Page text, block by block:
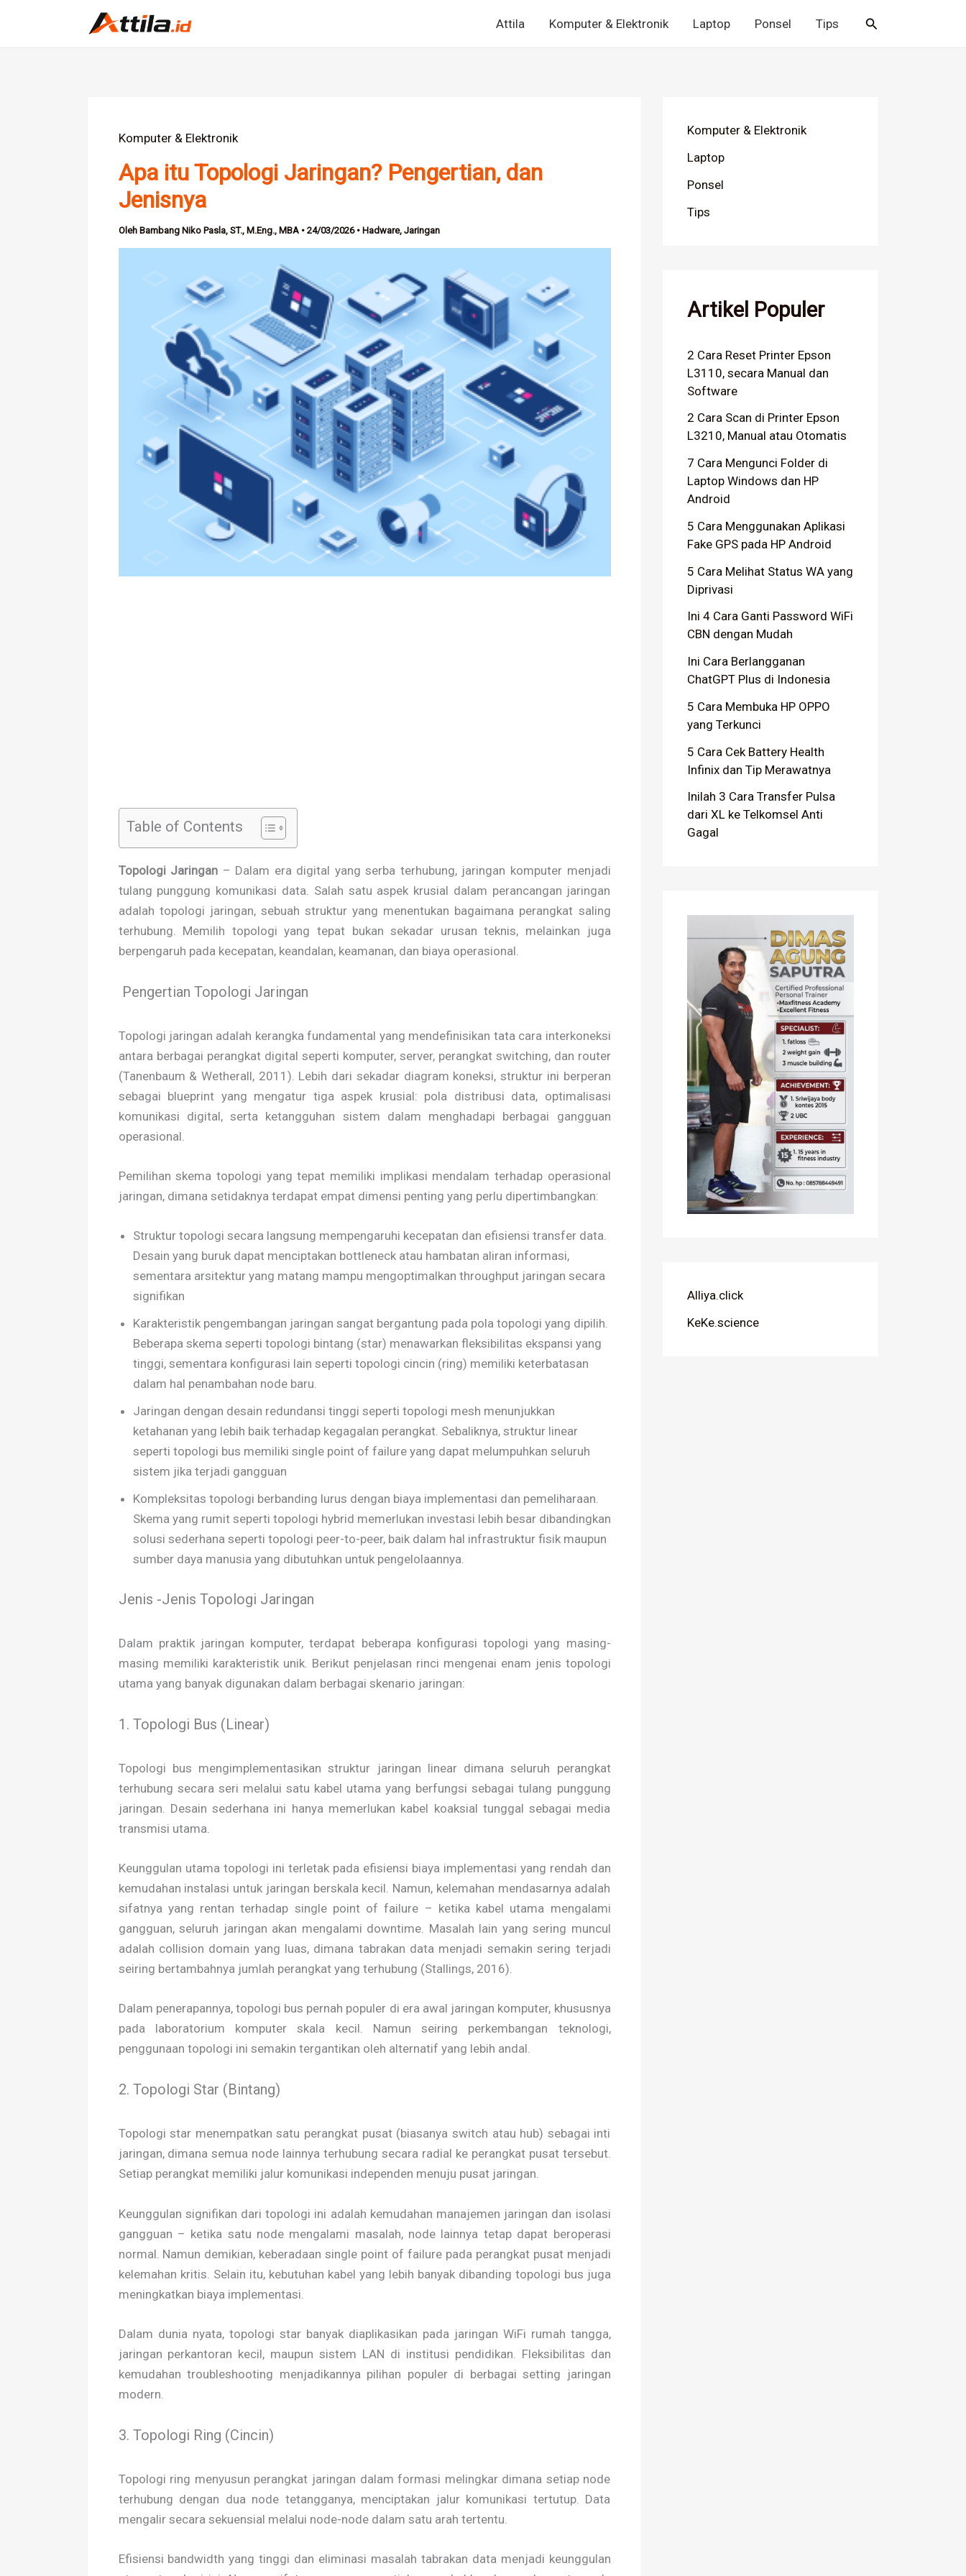
Attila Komputer & Elektronik Laptop Ponsel Tips Cari
Komputer & Elektronik
Apa itu Topologi Jaringan? Pengertian, dan
Jenisnya
Oleh Bambang Niko Pasla, ST., M.Eng., MBA • 24/03/2026 • Hadware, Jaringan
Table of Contents
Topologi Jaringan – Dalam era digital yang serba terhubung, jaringan komputer menjadi
tulang punggung komunikasi data. Salah satu aspek krusial dalam perancangan jaringan
adalah topologi jaringan, sebuah struktur yang menentukan bagaimana perangkat saling
terhubung. Memilih topologi yang tepat bukan sekadar urusan teknis, melainkan juga
berpengaruh pada kecepatan, keandalan, keamanan, dan biaya operasional.
Pengertian Topologi Jaringan
Topologi jaringan adalah kerangka fundamental yang mendefinisikan tata cara interkoneksi
antara berbagai perangkat digital seperti komputer, server, perangkat switching, dan router
(Tanenbaum & Wetherall, 2011). Lebih dari sekadar diagram koneksi, struktur ini berperan
sebagai blueprint yang mengatur tiga aspek krusial: pola distribusi data, optimalisasi
komunikasi digital, serta ketangguhan sistem dalam menghadapi berbagai gangguan
operasional.
Pemilihan skema topologi yang tepat memiliki implikasi mendalam terhadap operasional
jaringan, dimana setidaknya terdapat empat dimensi penting yang perlu dipertimbangkan:
Struktur topologi secara langsung mempengaruhi kecepatan dan efisiensi transfer data.
Desain yang buruk dapat menciptakan bottleneck atau hambatan aliran informasi,
sementara arsitektur yang matang mampu mengoptimalkan throughput jaringan secara
signifikan
Karakteristik pengembangan jaringan sangat bergantung pada pola topologi yang dipilih.
Beberapa skema seperti topologi bintang (star) menawarkan fleksibilitas ekspansi yang
tinggi, sementara konfigurasi lain seperti topologi cincin (ring) memiliki keterbatasan
dalam hal penambahan node baru.
Jaringan dengan desain redundansi tinggi seperti topologi mesh menunjukkan
ketahanan yang lebih baik terhadap kegagalan perangkat. Sebaliknya, struktur linear
seperti topologi bus memiliki single point of failure yang dapat melumpuhkan seluruh
sistem jika terjadi gangguan
Kompleksitas topologi berbanding lurus dengan biaya implementasi dan pemeliharaan.
Skema yang rumit seperti topologi hybrid memerlukan investasi lebih besar dibandingkan
solusi sederhana seperti topologi peer-to-peer, baik dalam hal infrastruktur fisik maupun
sumber daya manusia yang dibutuhkan untuk pengelolaannya.
Jenis -Jenis Topologi Jaringan
Dalam praktik jaringan komputer, terdapat beberapa konfigurasi topologi yang masing-
masing memiliki karakteristik unik. Berikut penjelasan rinci mengenai enam jenis topologi
utama yang banyak digunakan dalam berbagai skenario jaringan:
1. Topologi Bus (Linear)
Topologi bus mengimplementasikan struktur jaringan linear dimana seluruh perangkat
terhubung secara seri melalui satu kabel utama yang berfungsi sebagai tulang punggung
jaringan. Desain sederhana ini hanya memerlukan kabel koaksial tunggal sebagai media
transmisi utama.
Keunggulan utama topologi ini terletak pada efisiensi biaya implementasi yang rendah dan
kemudahan instalasi untuk jaringan berskala kecil. Namun, kelemahan mendasarnya adalah
sifatnya yang rentan terhadap single point of failure – ketika kabel utama mengalami
gangguan, seluruh jaringan akan mengalami downtime. Masalah lain yang sering muncul
adalah collision domain yang luas, dimana tabrakan data menjadi semakin sering terjadi
seiring bertambahnya jumlah perangkat yang terhubung (Stallings, 2016).
Dalam penerapannya, topologi bus pernah populer di era awal jaringan komputer, khususnya
pada laboratorium komputer skala kecil. Namun seiring perkembangan teknologi,
penggunaan topologi ini semakin tergantikan oleh alternatif yang lebih andal.
2. Topologi Star (Bintang)
Topologi star menempatkan satu perangkat pusat (biasanya switch atau hub) sebagai inti
jaringan, dimana semua node lainnya terhubung secara radial ke perangkat pusat tersebut.
Setiap perangkat memiliki jalur komunikasi independen menuju pusat jaringan.
Keunggulan signifikan dari topologi ini adalah kemudahan manajemen jaringan dan isolasi
gangguan – ketika satu node mengalami masalah, node lainnya tetap dapat beroperasi
normal. Namun demikian, keberadaan single point of failure pada perangkat pusat menjadi
kelemahan kritis. Selain itu, kebutuhan kabel yang lebih banyak dibanding topologi bus juga
meningkatkan biaya implementasi.
Dalam dunia nyata, topologi star banyak diaplikasikan pada jaringan WiFi rumah tangga,
jaringan perkantoran kecil, maupun sistem LAN di institusi pendidikan. Fleksibilitas dan
kemudahan troubleshooting menjadikannya pilihan populer di berbagai setting jaringan
modern.
3. Topologi Ring (Cincin)
Topologi ring menyusun perangkat jaringan dalam formasi melingkar dimana setiap node
terhubung dengan dua node tetangganya, menciptakan jalur komunikasi tertutup. Data
mengalir secara sekuensial melalui node-node dalam satu arah tertentu.
Efisiensi bandwidth yang tinggi dan eliminasi masalah tabrakan data menjadi keunggulan
Komputer & Elektronik
Laptop
Ponsel
Tips
Artikel Populer
2 Cara Reset Printer Epson
L3110, secara Manual dan
Software
2 Cara Scan di Printer Epson
L3210, Manual atau Otomatis
7 Cara Mengunci Folder di
Laptop Windows dan HP
Android
5 Cara Menggunakan Aplikasi
Fake GPS pada HP Android
5 Cara Melihat Status WA yang
Diprivasi
Ini 4 Cara Ganti Password WiFi
CBN dengan Mudah
Ini Cara Berlangganan
ChatGPT Plus di Indonesia
5 Cara Membuka HP OPPO
yang Terkunci
5 Cara Cek Battery Health
Infinix dan Tip Merawatnya
Inilah 3 Cara Transfer Pulsa
dari XL ke Telkomsel Anti
Gagal
Alliya.click
KeKe.science